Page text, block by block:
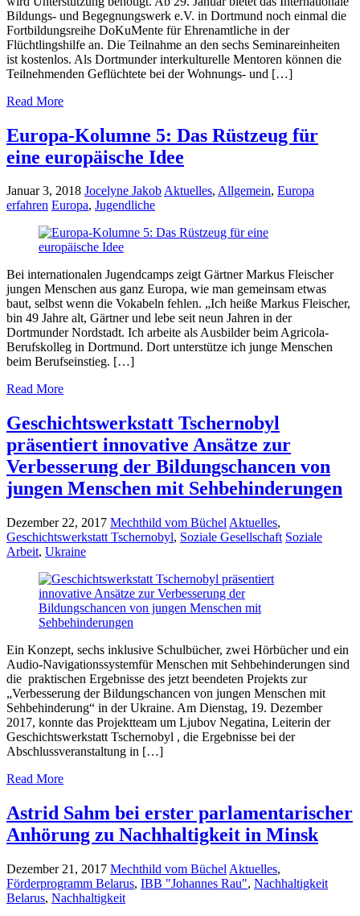
Bildungs- und Begegnungswerk e.V. in Dortmund noch einmal die
Fortbildungsreihe DoKuMente für Ehrenamtliche in der
Flüchtlingshilfe an. Die Teilnahme an den sechs Seminareinheiten
ist kostenlos. Als Dortmunder interkulturelle Mentoren können die
Teilnehmenden Geflüchtete bei der Wohnungs- und […]
Read More
Europa-Kolumne 5: Das Rüstzeug für
eine europäische Idee
Januar 3, 2018 Jocelyne JakobAktuelles, Allgemein, Europa
erfahren Europa, Jugendliche
Bei internationalen Jugendcamps zeigt Gärtner Markus Fleischer
jungen Menschen aus ganz Europa, wie man gemeinsam etwas
baut, selbst wenn die Vokabeln fehlen. „Ich heiße Markus Fleischer,
bin 49 Jahre alt, Gärtner und lebe seit neun Jahren in der
Dortmunder Nordstadt. Ich arbeite als Ausbilder beim Agricola-
Berufskolleg in Dortmund. Dort unterstütze ich junge Menschen
beim Berufseinstieg. […]
Read More
Geschichtswerkstatt Tschernobyl
präsentiert innovative Ansätze zur
Verbesserung der Bildungschancen von
jungen Menschen mit Sehbehinderungen
Dezember 22, 2017 Mechthild vom Büchel Aktuelles,
Geschichtswerkstatt Tschernobyl, Soziale Gesellschaft Soziale
Arbeit, Ukraine
Ein Konzept, sechs inklusive Schulbücher, zwei Hörbücher und ein
Audio-Navigationssystemfür Menschen mit Sehbehinderungen sind
die praktischen Ergebnisse des jetzt beendeten Projekts zur
„Verbesserung der Bildungschancen von jungen Menschen mit
Sehbehinderung“ in der Ukraine. Am Dienstag, 19. Dezember
2017, konnte das Projektteam um Ljubov Negatina, Leiterin der
Geschichtswerkstatt Tschernobyl , die Ergebnisse bei der
Abschlussveranstaltung in […]
Read More
Astrid Sahm bei erster parlamentarischer
Anhörung zu Nachhaltigkeit in Minsk
Dezember 21, 2017 Mechthild vom Büchel Aktuelles,
Förderprogramm Belarus, IBB "Johannes Rau", Nachhaltigkeit
Belarus, Nachhaltigkeit